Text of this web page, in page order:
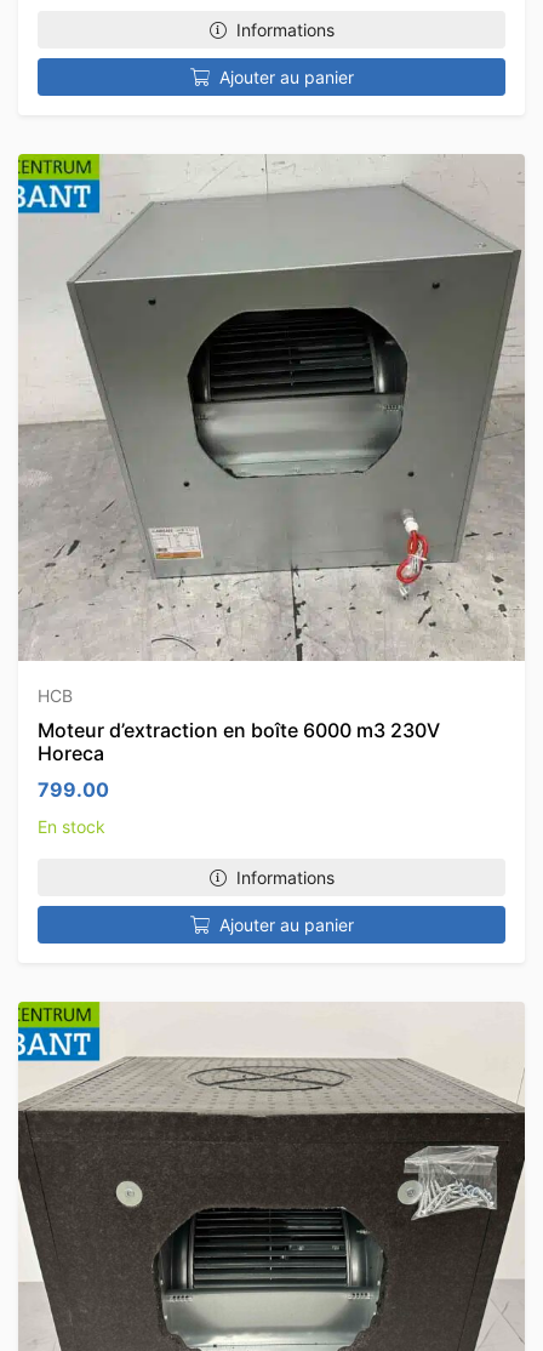
Informations
Ajouter au panier
HCB
Moteur d’extraction en boîte 6000 m3 230V
Horeca
799.00
En stock
Informations
Ajouter au panier